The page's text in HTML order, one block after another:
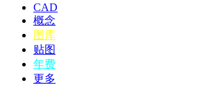
CAD
概念
图库
贴图
年费
更多